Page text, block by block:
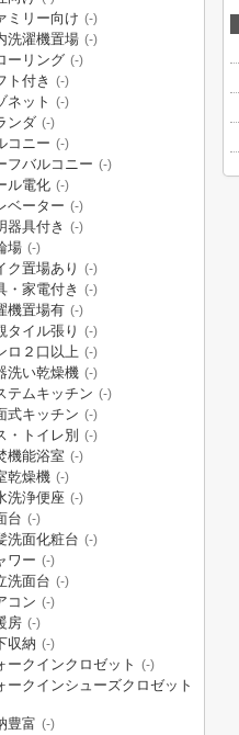
ミリー向け (-)
洗濯機置場 (-)
ーリング (-)
ト付き (-)
ネット (-)
ンダ (-)
コニー (-)
フバルコニー (-)
ル電化 (-)
ベーター (-)
器具付き (-)
場 (-)
ク置場あり (-)
・家電付き (-)
機置場有 (-)
タイル張り (-)
ロ２口以上 (-)
洗い乾燥機 (-)
テムキッチン (-)
式キッチン (-)
・トイレ別 (-)
機能浴室 (-)
乾燥機 (-)
洗浄便座 (-)
台 (-)
洗面化粧台 (-)
ワー (-)
洗面台 (-)
コン (-)
房 (-)
収納 (-)
ークインクロゼット (-)
ークインシューズクロゼット
豊富 (-)